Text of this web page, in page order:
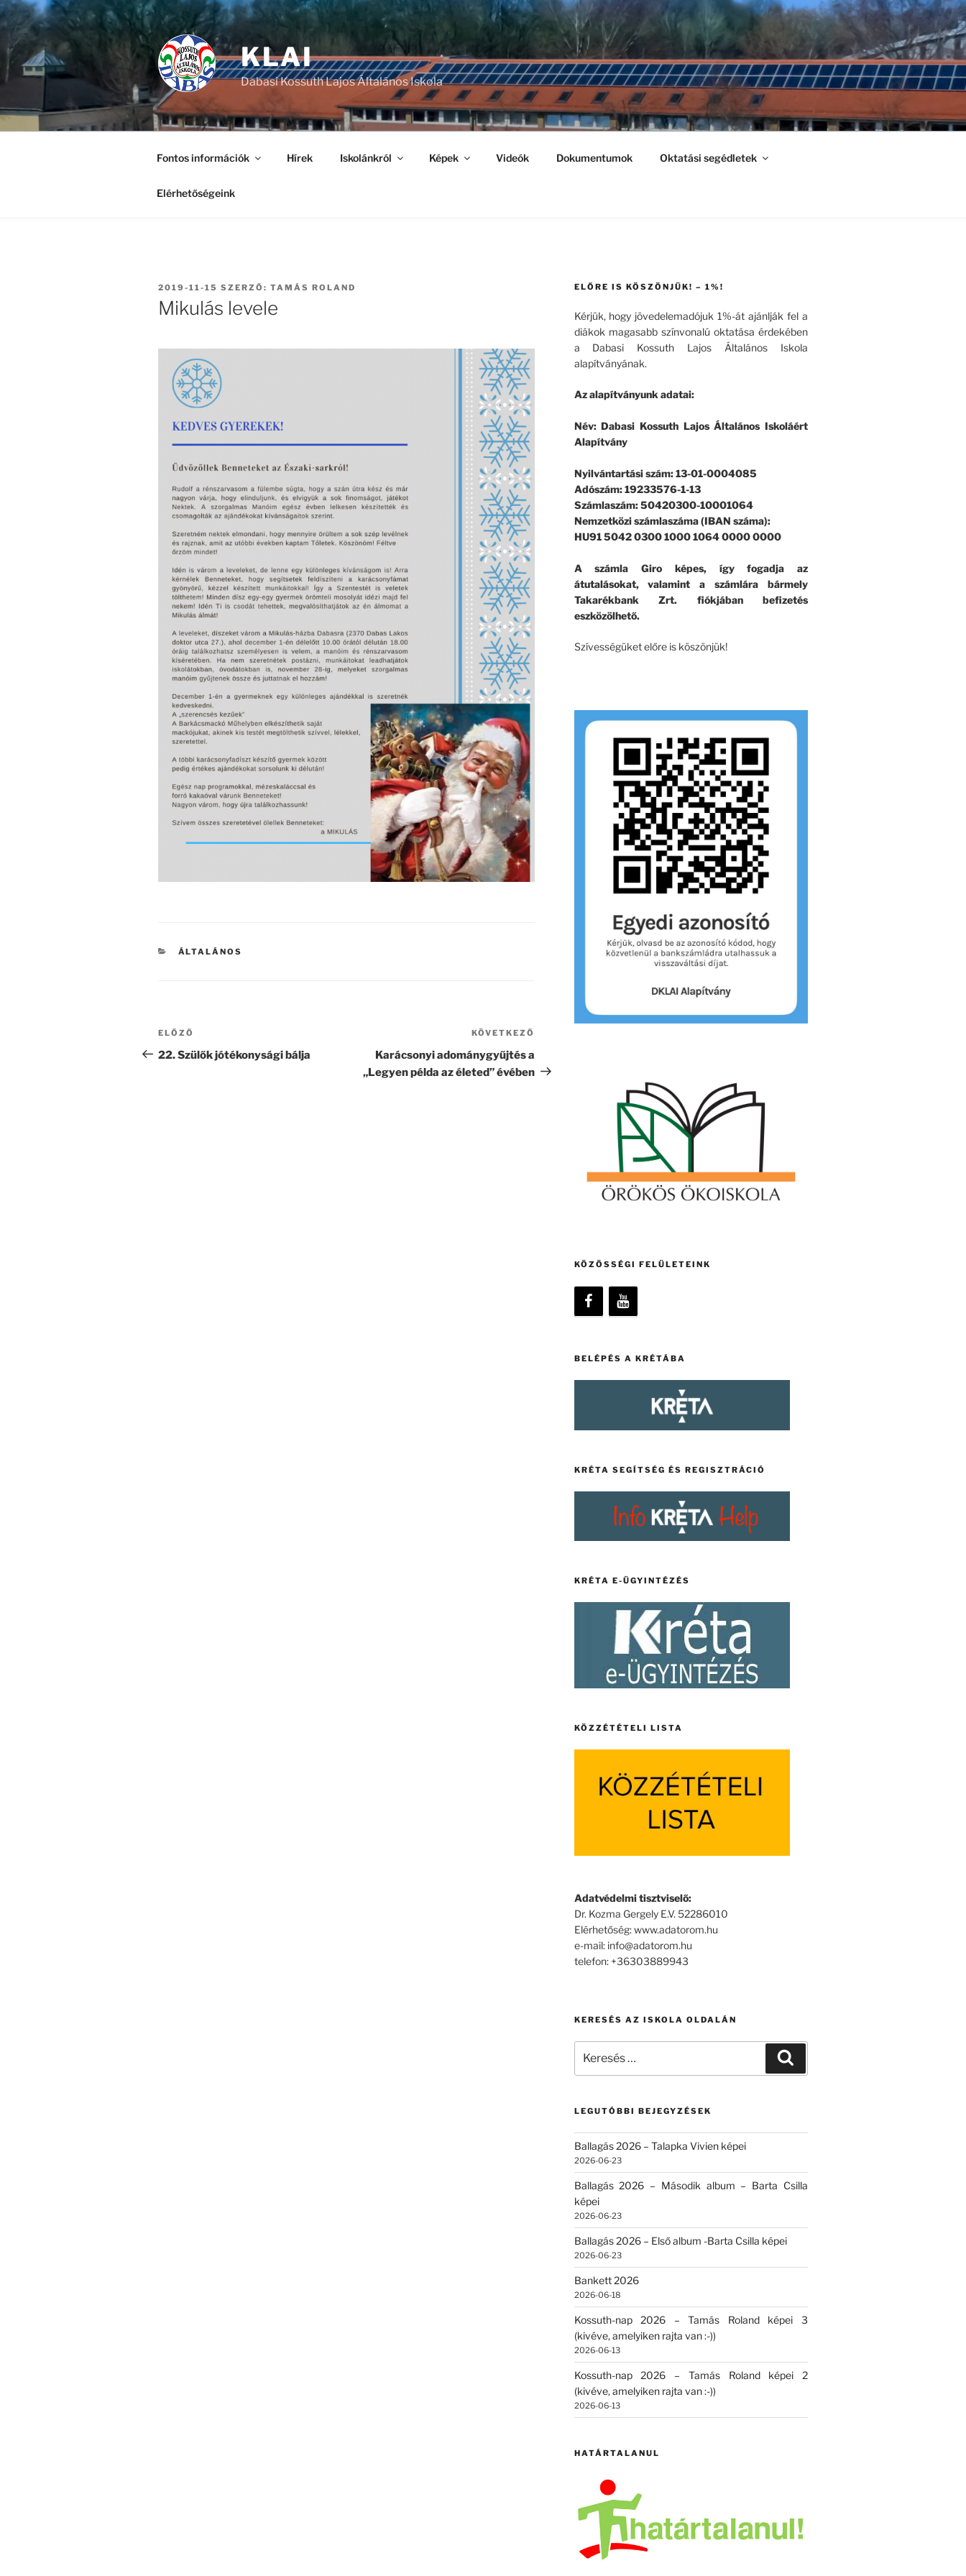
Tartalomhoz
KLAI
Dabasi Kossuth Lajos Általános Iskola
Fontos információk Hírek Iskolánkról Képek Videók Dokumentumok Oktatási segédletek
Elérhetőségeink
BEKÜLDVE:
2019-11-15 SZERZŐ: TAMÁS ROLAND
Mikulás levele
KATEGÓRIÁK
ÁLTALÁNOS
Bejegyzés
navigáció
Korábbi
bejegyzés
ELŐZŐ
22. Szülők jótékonysági bálja
KÖVETKEZŐ
Karácsonyi adománygyűjtés a
„Legyen példa az életed” évében
ELŐRE IS KÖSZÖNJÜK! – 1%!
Kérjük, hogy jövedelemadójuk 1%-át ajánlják fel a
diákok magasabb színvonalú oktatása érdekében
a Dabasi Kossuth Lajos Általános Iskola
alapítványának.
Az alapítványunk adatai:
Név: Dabasi Kossuth Lajos Általános Iskoláért
Alapítvány
Nyilvántartási szám: 13-01-0004085
Adószám: 19233576-1-13
Számlaszám: 50420300-10001064
Nemzetközi számlaszáma (IBAN száma):
HU91 5042 0300 1000 1064 0000 0000
A számla Giro képes, így fogadja az
átutalásokat, valamint a számlára bármely
Takarékbank Zrt. fiókjában befizetés
eszközölhető.
Szívességüket előre is köszönjük!
KÖZÖSSÉGI FELÜLETEINK
BELÉPÉS A KRÉTÁBA
KRÉTA SEGÍTSÉG ÉS REGISZTRÁCIÓ
KRÉTA E-ÜGYINTÉZÉS
KÖZZÉTÉTELI LISTA
Adatvédelmi tisztviselő:
Dr. Kozma Gergely E.V. 52286010
Elérhetőség: www.adatorom.hu
e-mail: info@adatorom.hu
telefon: +36303889943
KERESÉS AZ ISKOLA OLDALÁN
következő
LEGUTÓBBI BEJEGYZÉSEK
Ballagás 2026 – Talapka Vivien képei
2026-06-23
Ballagás 2026 – Második album – Barta Csilla
képei
2026-06-23
Ballagás 2026 – Első album -Barta Csilla képei
2026-06-23
Bankett 2026
2026-06-18
Kossuth-nap 2026 – Tamás Roland képei 3
(kivéve, amelyiken rajta van :-))
2026-06-13
Kossuth-nap 2026 – Tamás Roland képei 2
(kivéve, amelyiken rajta van :-))
2026-06-13
HATÁRTALANUL